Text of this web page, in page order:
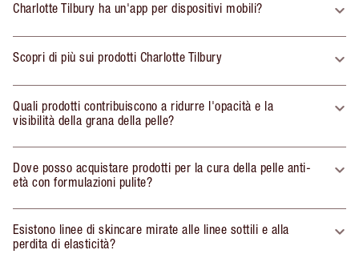
Charlotte Tilbury ha un'app per dispositivi mobili?
Scopri di più sui prodotti Charlotte Tilbury
Quali prodotti contribuiscono a ridurre l'opacità e la
visibilità della grana della pelle?
Dove posso acquistare prodotti per la cura della pelle anti-
età con formulazioni pulite?
Esistono linee di skincare mirate alle linee sottili e alla
perdita di elasticità?